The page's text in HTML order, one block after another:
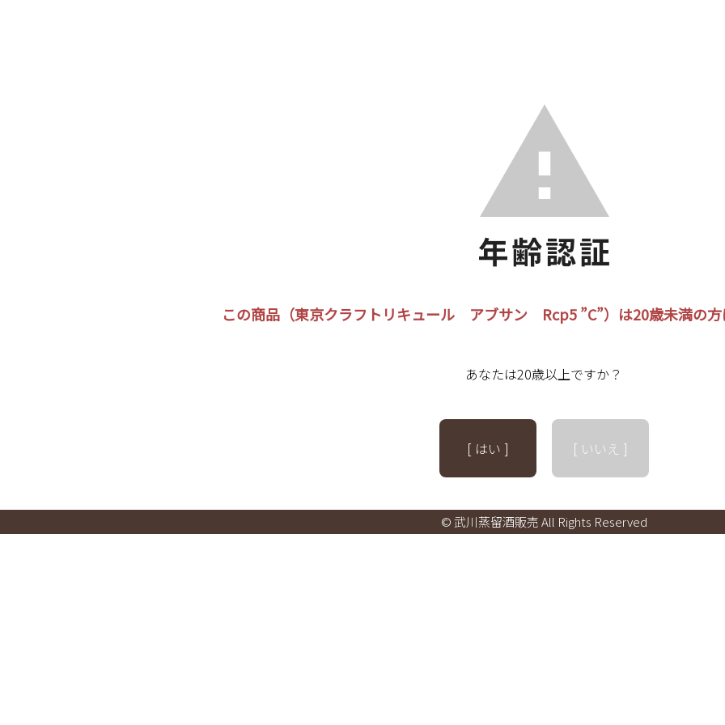
この商品（東京クラフトリキュール アブサン Rcp5 ”C”）は20歳未満の方
あなたは20歳以上ですか？
[ はい ] [ いいえ ]
© 武川蒸留酒販売 All Rights Reserved